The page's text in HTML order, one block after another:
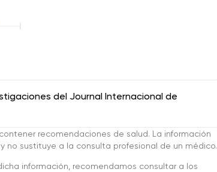
del Journal Internacional de
recomendaciones de salud. La información
sustituye a la consulta profesional de un médico.
información, recomendamos consultar a los